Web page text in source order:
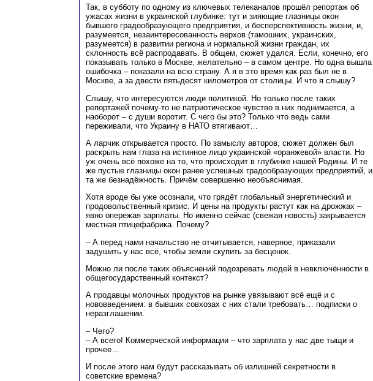
Так, в субботу по одному из ключевых телеканалов прошёл репортаж об
ужасах жизни в украинской глубинке: тут и зияющие глазницы окон
бывшего градообразующего предприятия, и бесперспективность жизни, и,
разумеется, незаинтересованность верхов (тамошних, украинских,
разумеется) в развитии региона и нормальной жизни граждан, их
склонность всё распродавать. В общем, сюжет удался. Если, конечно, его
показывать только в Москве, желательно – в самом центре. Но одна вышла
ошибочка – показали на всю страну. А я в это время как раз был не в
Москве, а за двести пятьдесят километров от столицы. И что я слышу?
Слышу, что интересуются люди политикой. Но только после таких
репортажей почему-то не патриотическое чувство в них поднимается, а
наоборот – с души воротит. С чего бы это? Только что ведь сами
переживали, что Украину в НАТО втягивают…
А ларчик открывается просто. По замыслу авторов, сюжет должен был
раскрыть нам глаза на истинное лицо украинской «оранжевой» власти. Но
уж очень всё похоже на то, что происходит в глубинке нашей Родины. И те
же пустые глазницы окон ранее успешных градообразующих предприятий, и
та же безнадёжность. Причём совершенно необъяснимая.
Хотя вроде бы уже осознали, что грядёт глобальный энергетический и
продовольственный кризис. И цены на продукты растут как на дрожжах –
явно опережая зарплаты. Но именно сейчас (свежая новость) закрывается
местная птицефабрика. Почему?
– А перед нами начальство не отчитывается, наверное, приказали
задушить у нас всё, чтобы земли скупить за бесценок.
Можно ли после таких объяснений подозревать людей в невключённости в
общегосударственный контекст?
А продавцы молочных продуктов на рынке увязывают всё ещё и с
нововведением: в бывших совхозах с них стали требовать… подписки о
неразглашении.
– Чего?
– А всего! Коммерческой информации – что зарплата у нас две тыщи и
прочее…
И после этого нам будут рассказывать об излишней секретности в
советские времена?